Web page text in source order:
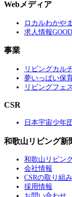
Webメディア
ロカルわかやま
求人情報
事業
リビングカル
夢いっぱい保
リビングフェ
CSR
日本宇宙少年
和歌山リビング新
和歌山リビン
会社情報
CSRの取り組み
採用情報